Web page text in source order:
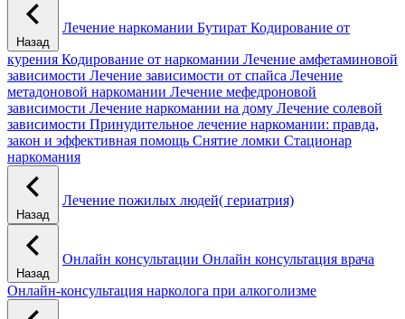
Назад
Лечение наркомании Бутират Кодирование от
курения Кодирование от наркомании Лечение амфетаминовой
зависимости Лечение зависимости от спайса Лечение
метадоновой наркомании Лечение мефедроновой
зависимости Лечение наркомании на дому Лечение солевой
зависимости Принудительное лечение наркомании: правда,
закон и эффективная помощь Снятие ломки Стационар
наркомания
Назад
Лечение пожилых людей( гериатрия)
Назад
Онлайн консультации Онлайн консультация врача
Онлайн-консультация нарколога при алкоголизме